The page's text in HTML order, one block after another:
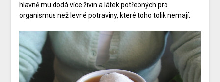
hlavně mu dodá více živin a látek potřebných pro
organismus než levné potraviny, které toho tolik nemají.